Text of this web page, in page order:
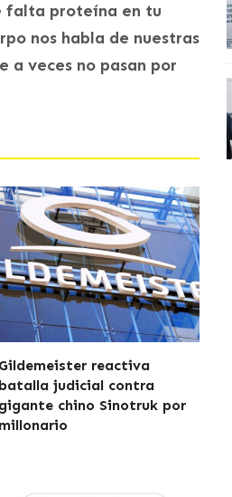
falta proteína en tu
nos habla de nuestras
a veces no pasan por
Gildemeister reactiva
batalla judicial contra
gigante chino Sinotruk por
millonario